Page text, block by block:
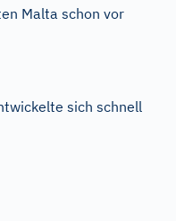
Malta schon vor
sich schnell